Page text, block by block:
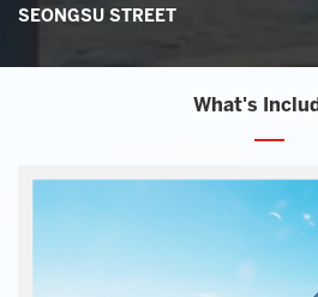
SEONGSU STREET
What's